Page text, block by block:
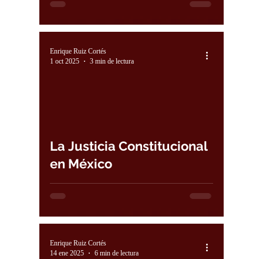
La Justicia Constitucional
en México
Enrique Ruiz Cortés
1 oct 2025
3 min de lectura
Enrique Ruiz Cortés
14 ene 2025
6 min de lectura